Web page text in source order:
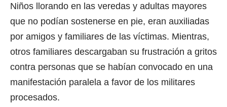
Niños llorando en las veredas y adultas mayores
que no podían sostenerse en pie, eran auxiliadas
por amigos y familiares de las víctimas. Mientras,
otros familiares descargaban su frustración a gritos
contra personas que se habían convocado en una
manifestación paralela a favor de los militares
procesados.